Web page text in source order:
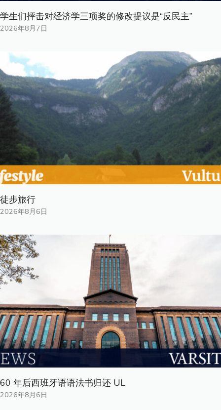
学生们抨击对经济学三项奖的修改提议是“反民主”
2026年8月7日
徒步旅行
2026年8月6日
60 年后西班牙语语法书归还 UL
2026年8月6日